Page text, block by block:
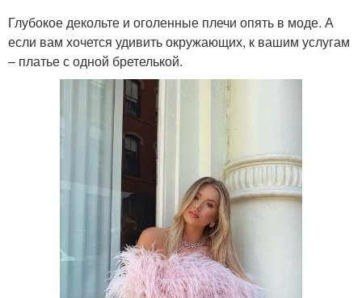
Глубокое декольте и оголенные плечи опять в моде. А
если вам хочется удивить окружающих, к вашим услугам
– платье с одной бретелькой.